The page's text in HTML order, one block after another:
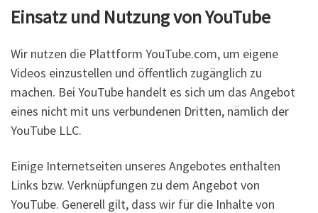
Einsatz und Nutzung von YouTube
Wir nutzen die Plattform YouTube.com, um eigene
Videos einzustellen und öffentlich zugänglich zu
machen. Bei YouTube handelt es sich um das Angebot
eines nicht mit uns verbundenen Dritten, nämlich der
YouTube LLC.
Einige Internetseiten unseres Angebotes enthalten
Links bzw. Verknüpfungen zu dem Angebot von
YouTube. Generell gilt, dass wir für die Inhalte von